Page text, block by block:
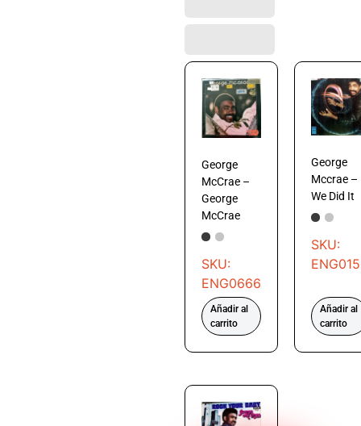
George
McCrae –
George
McCrae
SKU:
ENG0666
Añadir al
carrito
George
Mccrae –
We Did It
SKU:
Añadir al
carrito